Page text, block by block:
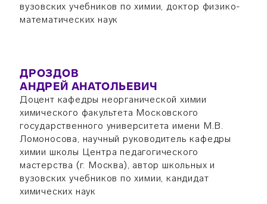
вузовских учебников по химии, доктор физико-
математических наук
ДРОЗДОВ
АНДРЕЙ АНАТОЛЬЕВИЧ
Доцент кафедры неорганической химии
химического факультета Московского
государственного университета имени М.В.
Ломоносова, научный руководитель кафедры
химии школы Центра педагогического
мастерства (г. Москва), автор школьных и
вузовских учебников по химии, кандидат
химических наук